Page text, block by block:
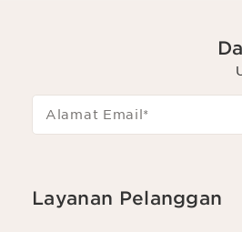
Alamat Email *
Layanan Pelanggan